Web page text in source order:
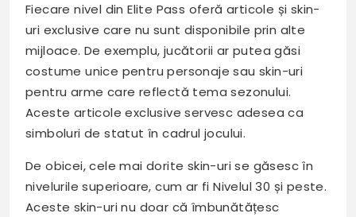
Fiecare nivel din Elite Pass oferă articole și skin-
uri exclusive care nu sunt disponibile prin alte
mijloace. De exemplu, jucătorii ar putea găsi
costume unice pentru personaje sau skin-uri
pentru arme care reflectă tema sezonului.
Aceste articole exclusive servesc adesea ca
simboluri de statut în cadrul jocului.
De obicei, cele mai dorite skin-uri se găsesc în
nivelurile superioare, cum ar fi Nivelul 30 și peste.
Aceste skin-uri nu doar că îmbunătățesc